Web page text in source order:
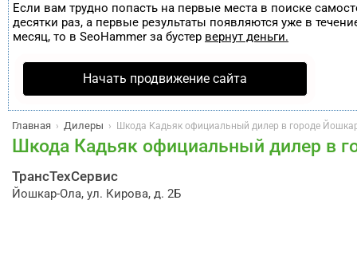
Если вам трудно попасть на первые места в поиске
десятки раз, а первые результаты появляются уже в
месяц, то в SeoHammer за бустер вернут деньги.
Начать продвижение сайта
Главная › Дилеры › Шкода Кадьяк официальный дилер в городе
Шкода Кадьяк официальный дилер в
ТрансТехСервис
Йошкар-Ола, ул. Кирова, д. 2Б